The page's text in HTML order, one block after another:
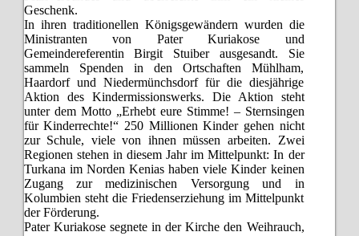
Geschenk.
In ihren traditionellen Königsgewändern wurden die
Ministranten von Pater Kuriakose und
Gemeindereferentin Birgit Stuiber ausgesandt. Sie
sammeln Spenden in den Ortschaften Mühlham,
Haardorf und Niedermünchsdorf für die diesjährige
Aktion des Kindermissionswerks. Die Aktion steht
unter dem Motto „Erhebt eure Stimme! – Sternsingen
für Kinderrechte!“ 250 Millionen Kinder gehen nicht
zur Schule, viele von ihnen müssen arbeiten. Zwei
Regionen stehen in diesem Jahr im Mittelpunkt: In der
Turkana im Norden Kenias haben viele Kinder keinen
Zugang zur medizinischen Versorgung und in
Kolumbien steht die Friedenserziehung im Mittelpunkt
der Förderung.
Pater Kuriakose segnete in der Kirche den Weihrauch,